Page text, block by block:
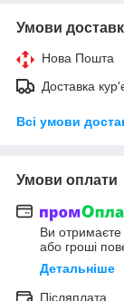
Умови
Нова Пошта
Доставка
Всі умови
Умови оплати
Ви
або гроші
Детальніше
Післяплата